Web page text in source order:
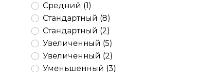
Средний (1)
Стандартный (8)
Стандартный (2)
Увеличенный (5)
Увеличенный (2)
Уменьшенный (3)